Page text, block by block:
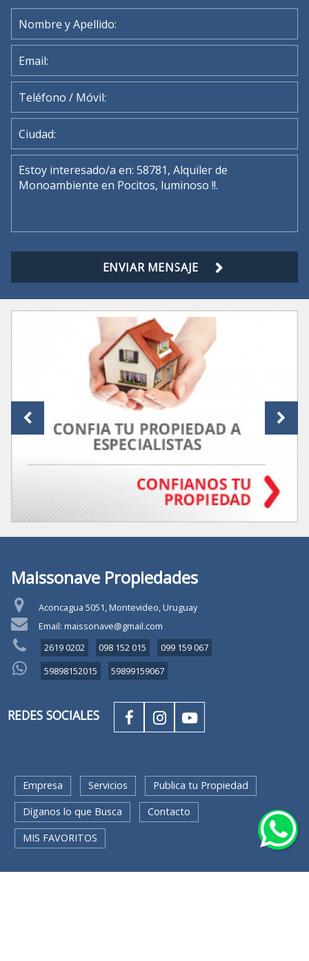
ENVIAR MENSAJE
Maissonave Propiedades
Aconcagua 5051, Montevideo, Uruguay
Email: maissonave@gmail.com
2619 0202
098 152 015
099 159 067
59898152015
59899159067
REDES SOCIALES
Empresa Servicios
Publica tu Propiedad
Díganos lo que Busca
Contacto
MIS FAVORITOS